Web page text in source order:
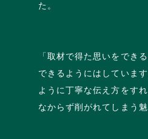
た。
「取材で得た思いをでき
できるようにはしていま
ように丁寧な伝え方をす
なからず削がれてしまう魅